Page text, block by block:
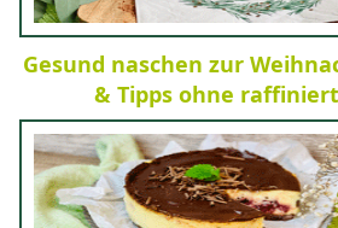
Gesund naschen zur
& Tipps ohne